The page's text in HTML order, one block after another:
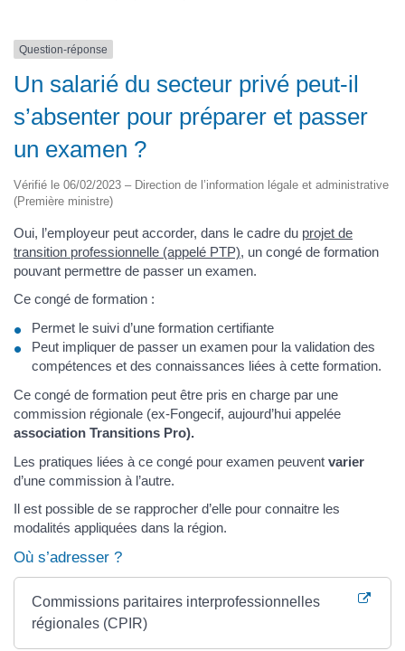
Question-réponse
Un salarié du secteur privé peut-il
s’absenter pour préparer et passer
un examen ?
Vérifié le 06/02/2023 – Direction de l’information légale et administrative
(Première ministre)
Oui, l’employeur peut accorder, dans le cadre du projet de
transition professionnelle (appelé PTP), un congé de formation
pouvant permettre de passer un examen.
Ce congé de formation :
Permet le suivi d’une formation certifiante
Peut impliquer de passer un examen pour la validation des
compétences et des connaissances liées à cette formation.
Ce congé de formation peut être pris en charge par une
commission régionale (ex-Fongecif, aujourd’hui appelée
association Transitions Pro).
Les pratiques liées à ce congé pour examen peuvent varier
d’une commission à l’autre.
Il est possible de se rapprocher d’elle pour connaitre les
modalités appliquées dans la région.
Où s’adresser ?
Commissions paritaires interprofessionnelles
régionales (CPIR)